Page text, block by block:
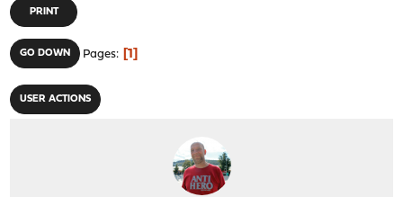
PRINT
GO DOWN Pages 1
USER ACTIONS